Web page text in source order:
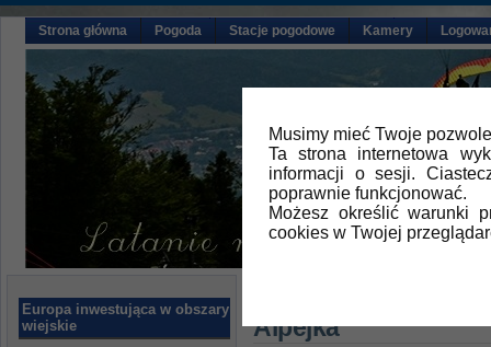
Musimy mieć Twoje
Ta strona internetowa
informacji o sesji.
poprawnie funkcjonować.
Możesz określić warunki
cookies w Twojej
Strona główna Pogoda Stacje pogodowe Kamery
Europa inwestująca w obszary
wiejskie
Alpejka